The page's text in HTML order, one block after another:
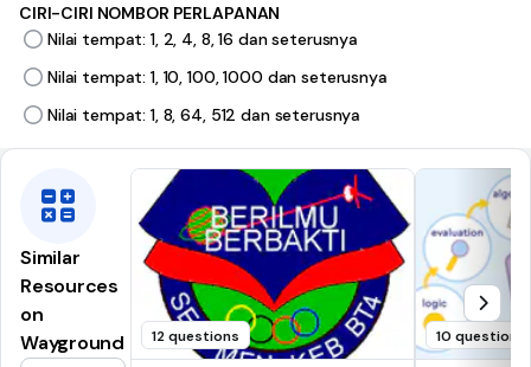
CIRI-CIRI NOMBOR PERLAPANAN
Nilai tempat: 1, 2, 4, 8, 16 dan seterusnya
Nilai tempat: 1, 10, 100, 1000 dan seterusnya
Nilai tempat: 1, 8, 64, 512 dan seterusnya
Similar
Resources
on
Wayground
12 questions 10 questions